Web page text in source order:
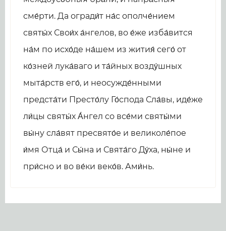
сме́рти. Да огради́т на́с ополче́нием
святы́х Свои́х а́нгелов, во е́же изба́вится
на́м по исхо́де на́шем из жития́ сего́ от
ко́зней лука́ваго и та́йных возду́шных
мыта́рств его́, и неосужде́нными
предста́ти Престо́лу Го́спода Сла́вы, иде́же
ли́цы святы́х А́нгел со все́ми святы́ми
вы́ну сла́вят пресвято́е и великоле́пое
и́мя Отца́ и Сы́на и Свята́го Ду́ха, ны́не и
при́сно и во ве́ки веко́в. Ами́нь.